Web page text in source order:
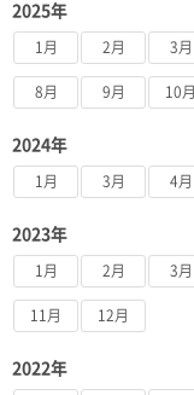
2025年
1月 2月 3月
8月 9月 10月
2024年
1月 3月 4月
2023年
1月 2月 3月
11月 12月
2022年